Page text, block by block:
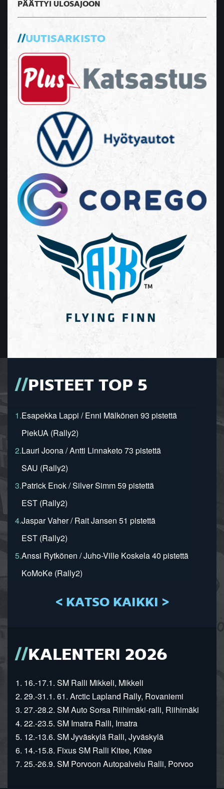
PÄÄTTYI ULOSAJOON
UUTISARKISTO
PISTEET TOP 5
1.Esapekka Lappi / Enni Mälkönen 93 pistettä
PiekUA (Rally2)
2.Lauri Joona / Antti Linnaketo 73 pistettä
SAU (Rally2)
3.Patrick Enok / Silver Simm 59 pistettä
EST (Rally2)
4.Jaspar Vaher / Rait Jansen 51 pistettä
EST (Rally2)
5.Anssi Rytkönen / Juho-Ville Koskela 40 pistettä
KoMoKe (Rally2)
< KATSO KAIKKI >
KALENTERI 2026
1. 16.-17.1. SM Ralli Mikkeli, Mikkeli
2. 29.-31.1. 61. Arctic Lapland Rally, Rovaniemi
3. 27.-28.2. SM Auto Sorsa Riihimäki-ralli, Riihimäki
4. 22.-23.5. SM Imatra Ralli, Imatra
5. 12.-13.6. SM Jyväskylä Ralli, Jyväskylä
6. 14.-15.8. Fixus SM Ralli Kitee, Kitee
7. 25.-26.9. SM Porvoon Autopalvelu Ralli, Porvoo